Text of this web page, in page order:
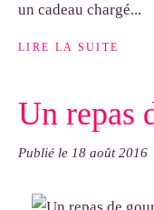
un cadeau chargé...
LIRE LA SUITE
Un repas
Publié le 18 août 2016